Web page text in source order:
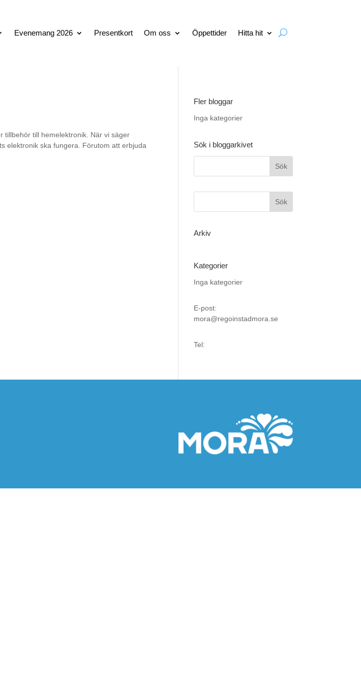
Evenemang 2026 Presentkort Om oss Öppettider Hitta hit
tillbehör till hemelektronik. När vi säger
elektronik ska fungera. Förutom att erbjuda
Fler bloggar
Inga kategorier
Sök i bloggarkivet
Arkiv
Kategorier
Inga kategorier
E-post:
mora@regoinstadmora.se
Tel: